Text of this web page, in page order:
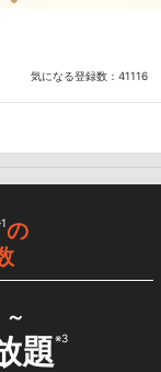
気になる登録数： 41116
の
題※3